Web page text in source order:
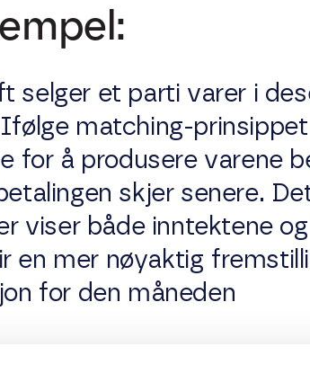
selger et parti varer i
matching-
for å produsere varene
skjer senere.
viser både inntektene
en mer nøyaktig
for den måneden